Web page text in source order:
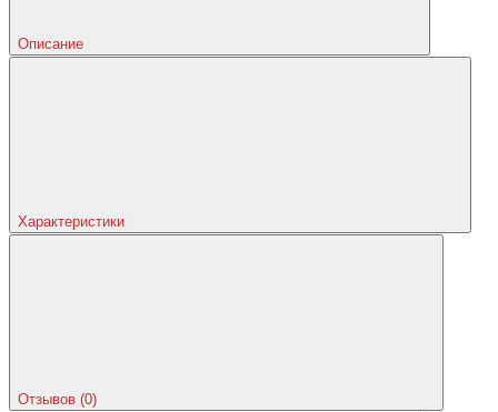
Описание
Характеристики
Отзывов (0)